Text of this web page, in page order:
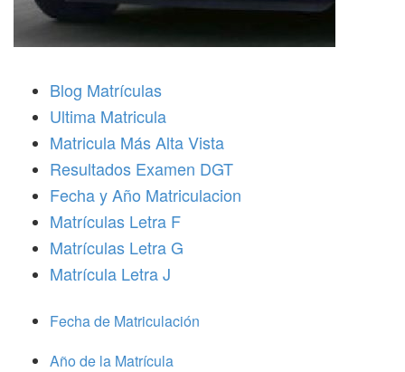
Blog Matrículas
Ultima Matricula
Matricula Más Alta Vista
Resultados Examen DGT
Fecha y Año Matriculacion
Matrículas Letra F
Matrículas Letra G
Matrícula Letra J
Fecha de Matriculación
Año de la Matrícula